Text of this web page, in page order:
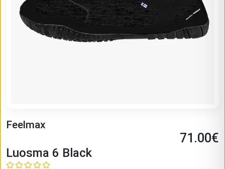
Feelmax
71.00€
Luosma 6 Black